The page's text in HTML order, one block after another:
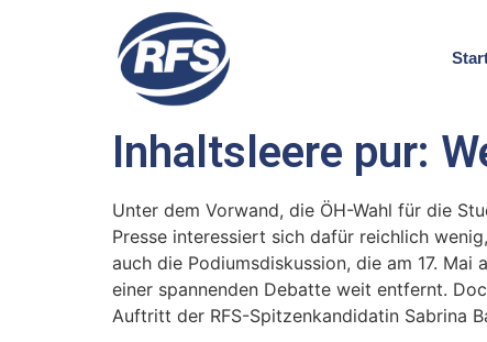
Inhaltsleere pur:
Unter dem Vorwand, die ÖH-Wahl für die
Presse interessiert sich dafür reichlich
auch die Podiumsdiskussion, die am 17.
einer spannenden Debatte weit entfernt.
Auftritt der RFS-Spitzenkandidatin Sabrina